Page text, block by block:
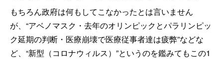
もちろん政府は何もしてこなかったとは言いません
が、“アベノマスク・去年のオリンピックとパラリンピッ
ク延期の判断・医療崩壊で医療従事者達は疲弊”などな
ど、“新型（コロナウィルス）”というのを鑑みてもこの1